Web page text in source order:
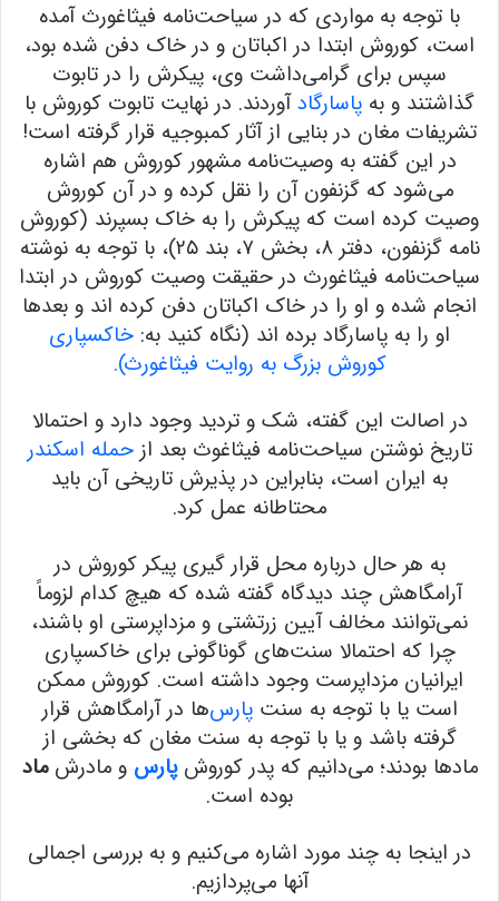
با توجه به مواردی که در سیاحت‌نامه فیثاغورث آمده
است، کوروش ابتدا در اکباتان و در خاک دفن شده بود،
سپس برای گرامی‌داشت وی، پیکرش را در تابوت
گذاشتند و به پاسارگادآوردند. در نهایت تابوت کوروش با
تشریفات مغان در بنایی از آثار کمبوجیه قرار گرفته است!
در این گفته به وصیت‌نامه مشهور کوروش هم اشاره
می‌شود که گزنفون آن را نقل کرده و در آن کوروش
وصیت کرده است که پیکرش را به خاک بسپرند (کوروش
نامه گزنفون، دفتر ٨، بخش ٧، بند ٢۵)، با توجه به نوشته
سیاحت‌نامه فیثاغورث در حقیقت وصیت کوروش در ابتدا
انجام شده و او را در خاک اکباتان دفن کرده اند و بعدها
او را به پاسارگاد برده اند (نگاه کنید به: خاکسپاری
کوروش بزرگ به روایت فیثاغورث).
در اصالت این گفته، شک و تردید وجود دارد و احتمالا
تاریخ نوشتن سیاحت‌نامه فیثاغوث بعد ازحمله اسکندر
به ایران است، بنابراین در پذیرش تاریخی آن باید
محتاطانه عمل کرد.
به هر حال درباره محل قرار گیری پیکر کوروش در
آرامگاهش چند دیدگاه گفته شده که هیچ کدام لزوماً
نمی‌توانند مخالف آیین زرتشتی و مزداپرستی او باشند،
چرا که احتمالا سنت‌های گوناگونی برای خاکسپاری
ایرانیان مزداپرست وجود داشته است. کوروش ممکن
است یا با توجه به سنتپارس‌ها در آرامگاهش قرار
گرفته باشد و یا با توجه به سنت مغان که بخشی از
مادها بودند؛ می‌دانیم که پدر کوروشپارس و مادرشماد
بوده است.
در اینجا به چند مورد اشاره می‌کنیم و به بررسی اجمالی
آنها می‌پردازیم.